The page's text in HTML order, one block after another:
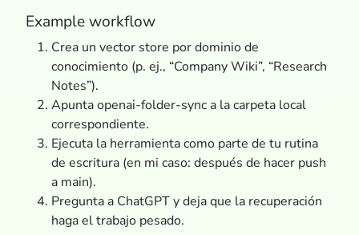
Example workflow
Crea un vector store por dominio de
conocimiento (p. ej., “Company Wiki”, “Research
Notes”).
Apunta openai-folder-sync a la carpeta local
correspondiente.
Ejecuta la herramienta como parte de tu rutina
de escritura (en mi caso: después de hacer push
a main).
Pregunta a ChatGPT y deja que la recuperación
haga el trabajo pesado.